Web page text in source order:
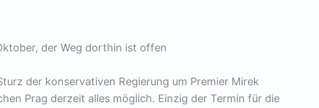
der Weg dorthin ist offen
der konservativen Regierung um Premier Mirek
Prag derzeit alles möglich. Einzig der Termin für die